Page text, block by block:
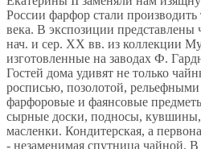
России фарфор стали
века. В экспозиции
нач. и сер. XX вв. из коллекции
изготовленные на заводах Ф.
Гостей дома удивят не только
росписью, позолотой,
фарфоровые и фаянсовые
сырные доски, подносы,
масленки. Кондитерская, а
- незаменимая спутница чайной.